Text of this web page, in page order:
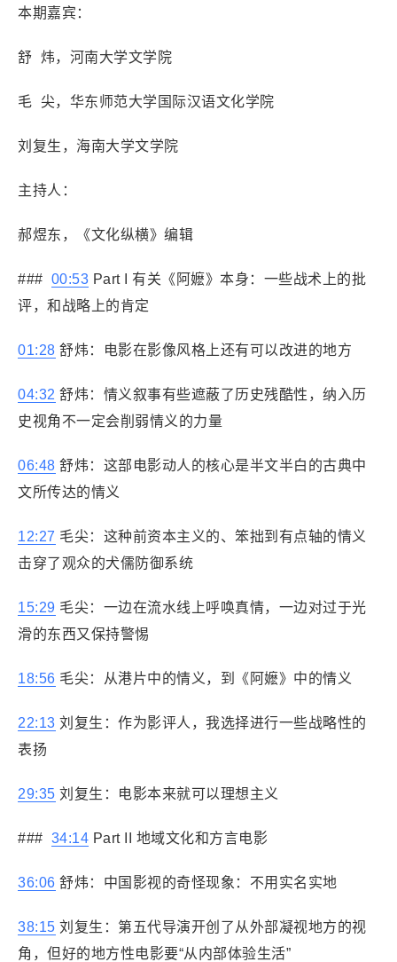
本期嘉宾：
舒 炜，河南大学文学院
毛 尖，华东师范大学国际汉语文化学院
刘复生，海南大学文学院
主持人：
郝煜东，《文化纵横》编辑
### 00:53 Part I 有关《阿嬷》本身：一些战术上的批
评，和战略上的肯定
01:28 舒炜：电影在影像风格上还有可以改进的地方
04:32 舒炜：情义叙事有些遮蔽了历史残酷性，纳入历
史视角不一定会削弱情义的力量
06:48 舒炜：这部电影动人的核心是半文半白的古典中
文所传达的情义
12:27 毛尖：这种前资本主义的、笨拙到有点轴的情义
击穿了观众的犬儒防御系统
15:29 毛尖：一边在流水线上呼唤真情，一边对过于光
滑的东西又保持警惕
18:56 毛尖：从港片中的情义，到《阿嬷》中的情义
22:13 刘复生：作为影评人，我选择进行一些战略性的
表扬
29:35 刘复生：电影本来就可以理想主义
### 34:14 Part II 地域文化和方言电影
36:06 舒炜：中国影视的奇怪现象：不用实名实地
38:15 刘复生：第五代导演开创了从外部凝视地方的视
角，但好的地方性电影要“从内部体验生活”